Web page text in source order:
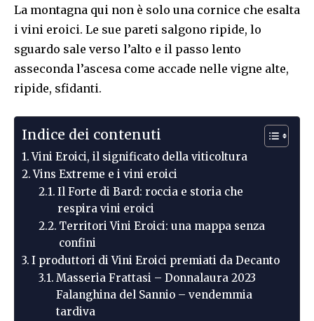
La montagna qui non è solo una cornice che esalta
i vini eroici. Le sue pareti salgono ripide, lo
sguardo sale verso l’alto e il passo lento
asseconda l’ascesa come accade nelle vigne alte,
ripide, sfidanti.
Indice dei contenuti
Vini Eroici, il significato della viticoltura
Vins Extreme e i vini eroici
Il Forte di Bard: roccia e storia che
respira vini eroici
Territori Vini Eroici: una mappa senza
confini
I produttori di Vini Eroici premiati da Decanto
Masseria Frattasi – Donnalaura 2023
Falanghina del Sannio – vendemmia
tardiva